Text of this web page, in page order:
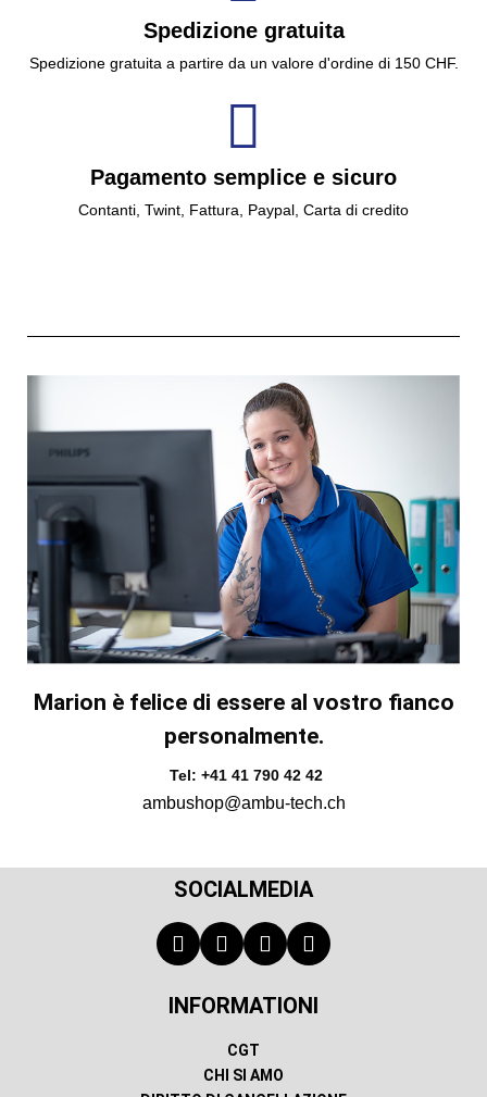
Spedizione gratuita
Spedizione gratuita a partire da un valore d'ordine di 150 CHF.
Pagamento semplice e sicuro
Contanti, Twint, Fattura, Paypal, Carta di credito
Marion è felice di essere al vostro fianco
personalmente.
Tel: +41 41 790 42 42
ambushop@ambu-tech.ch
SOCIALMEDIA
INFORMATIONI
CGT
CHI SI AMO